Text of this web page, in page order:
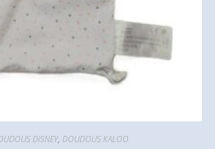
DISNEY, DOUDOUS KALOO